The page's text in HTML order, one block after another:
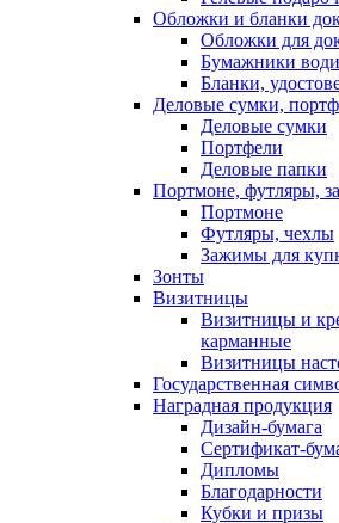
Обложки и бланки
Обложки для
Бумажники
Бланки,
Деловые сумки,
Деловые сумки
Портфели
Деловые папки
Портмоне, футляры,
Портмоне
Футляры, чехлы
Зажимы для
Зонты
Визитницы
Визитницы и
карманные
Визитницы
Государственная
Наградная продукция
Дизайн-бумага
Сертификат-
Дипломы
Благодарности
Кубки и призы